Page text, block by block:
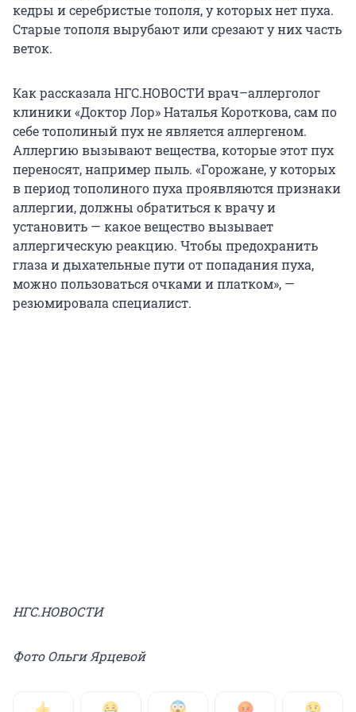
кедры и серебристые тополя, у которых нет пуха.
Старые тополя вырубают или срезают у них часть
веток.
Как рассказала НГС.НОВОСТИ врач–аллерголог
клиники «Доктор Лор» Наталья Короткова, сам по
себе тополиный пух не является аллергеном.
Аллергию вызывают вещества, которые этот пух
переносят, например пыль. «Горожане, у которых
в период тополиного пуха проявляются признаки
аллергии, должны обратиться к врачу и
установить — какое вещество вызывает
аллергическую реакцию. Чтобы предохранить
глаза и дыхательные пути от попадания пуха,
можно пользоваться очками и платком», —
резюмировала специалист.
НГС.НОВОСТИ
Фото Ольги Ярцевой